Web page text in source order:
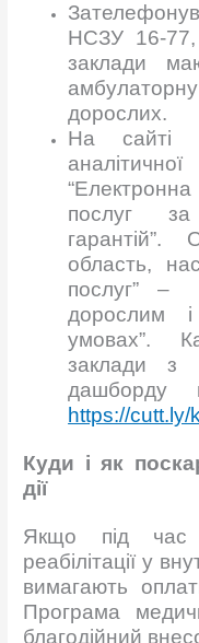
НСЗУ 16-77,
заклади
дорослих.
На
послуг
область,
послуг” –
дорослим
умовах”.
заклади з
дашборду
https://cutt.ly/
Куди і як
дії
Якщо під час
реабілітації у
вимагають
Програма
благодійний